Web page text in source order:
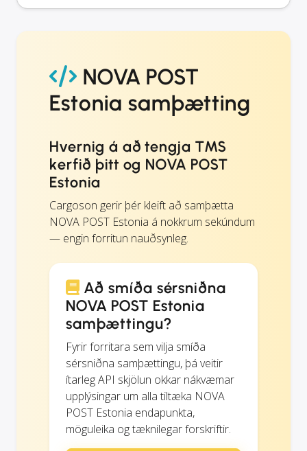
NOVA POST
Estonia samþætting
Hvernig á að tengja TMS
kerfið þitt og NOVA POST
Estonia
Cargoson gerir þér kleift að samþætta
NOVA POST Estonia á nokkrum sekúndum
— engin forritun nauðsynleg.
Að smíða sérsniðna
NOVA POST Estonia
samþættingu?
Fyrir forritara sem vilja smíða
sérsniðna samþættingu, þá veitir
ítarleg API skjölun okkar nákvæmar
upplýsingar um alla tiltæka NOVA
POST Estonia endapunkta,
möguleika og tæknilegar forskriftir.